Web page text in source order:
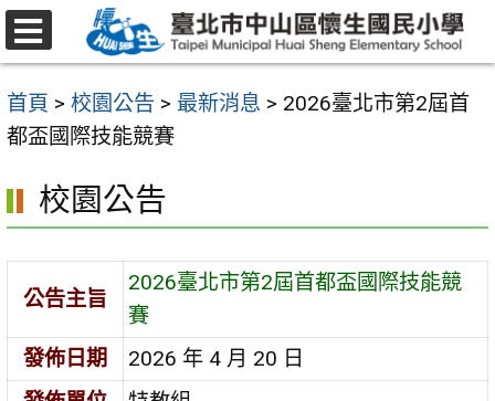
跳
至
要
內
區
首頁 > 校園公告 > 最新消息 > 2026臺北市第2屆首
都盃國際技能競賽
校園公告
公告主旨
2026臺北市第2屆首都盃國際技能競
賽
發佈日期
2026 年 4 月 20 日
選
單